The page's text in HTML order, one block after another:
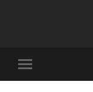
mobile